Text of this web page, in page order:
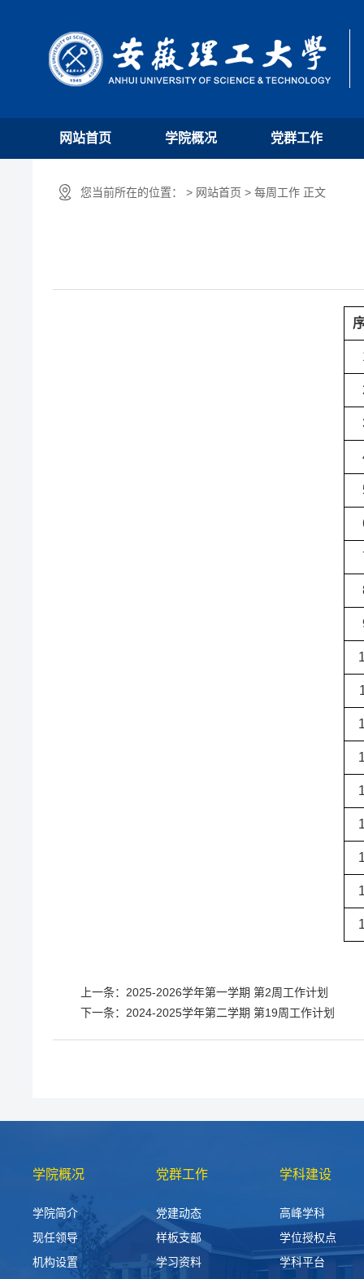
网站首页 学院概况 党群工作
您当前所在的位置： > 网站首页 > 每周工作 正文
上一条： 2025-2026学年第一学期 第2周工作计划
下一条： 2024-2025学年第二学期 第19周工作计划
学院概况
学院简介
现任领导
机构设置
党群工作
党建动态
样板支部
学习资料
学科建设
高峰学科
学位授权点
学科平台